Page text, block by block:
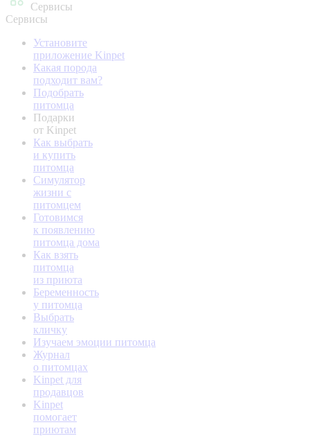
Сервисы
Сервисы
Установите
приложение Kinpet
Какая порода
подходит вам?
Подобрать
питомца
Подарки
от Kinpet
Как выбрать
и купить
питомца
Симулятор
жизни с
питомцем
Готовимся
к появлению
питомца дома
Как взять
питомца
из приюта
Беременность
у питомца
Выбрать
кличку
Изучаем эмоции питомца
Журнал
о питомцах
Kinpet для
продавцов
Kinpet
помогает
приютам